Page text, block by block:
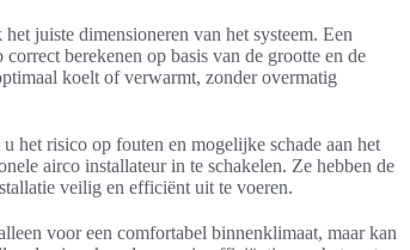
juiste dimensioneren van het systeem. Een
berekenen op basis van de grootte en de
koelt of verwarmt, zonder overmatig
het risico op fouten en mogelijke schade aan het
airco installateur in te schakelen. Ze hebben de
veilig en efficiënt uit te voeren.
voor een comfortabel binnenklimaat, maar kan